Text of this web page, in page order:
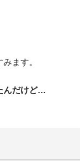
ます。
んだけど…